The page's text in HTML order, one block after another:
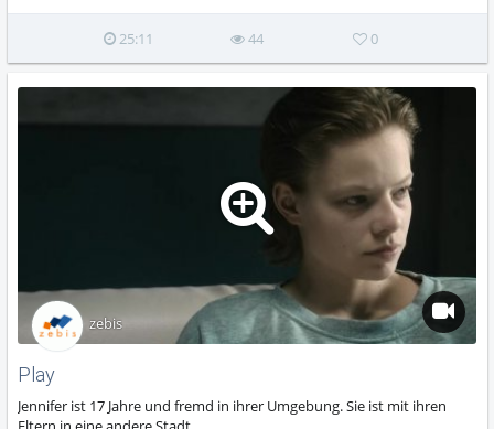
25:11 44 0
Play
Jennifer ist 17 Jahre und fremd in ihrer Umgebung. Sie ist mit ihren
zebis